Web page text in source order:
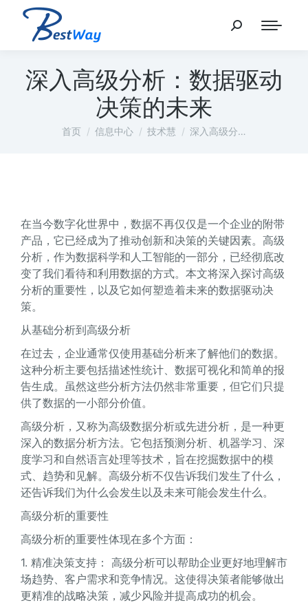
深入高级分析：数据驱动
决策的未来
您在这里：
首页 信息中心 技术慧 深入高级分…
在当今数字化世界中，数据不再仅仅是一个企业的附带
产品，它已经成为了推动创新和决策的关键因素。高级
分析，作为数据科学和人工智能的一部分，已经彻底改
变了我们看待和利用数据的方式。本文将深入探讨高级
分析的重要性，以及它如何塑造着未来的数据驱动决
策。
从基础分析到高级分析
在过去，企业通常仅使用基础分析来了解他们的数据。
这种分析主要包括描述性统计、数据可视化和简单的报
告生成。虽然这些分析方法仍然非常重要，但它们只提
供了数据的一小部分价值。
高级分析，又称为高级数据分析或先进分析，是一种更
深入的数据分析方法。它包括预测分析、机器学习、深
度学习和自然语言处理等技术，旨在挖掘数据中的模
式、趋势和见解。高级分析不仅告诉我们发生了什么，
还告诉我们为什么会发生以及未来可能会发生什么。
高级分析的重要性
高级分析的重要性体现在多个方面：
1. 精准决策支持： 高级分析可以帮助企业更好地理解市
场趋势、客户需求和竞争情况。这使得决策者能够做出
更精准的战略决策，减少风险并提高成功的机会。